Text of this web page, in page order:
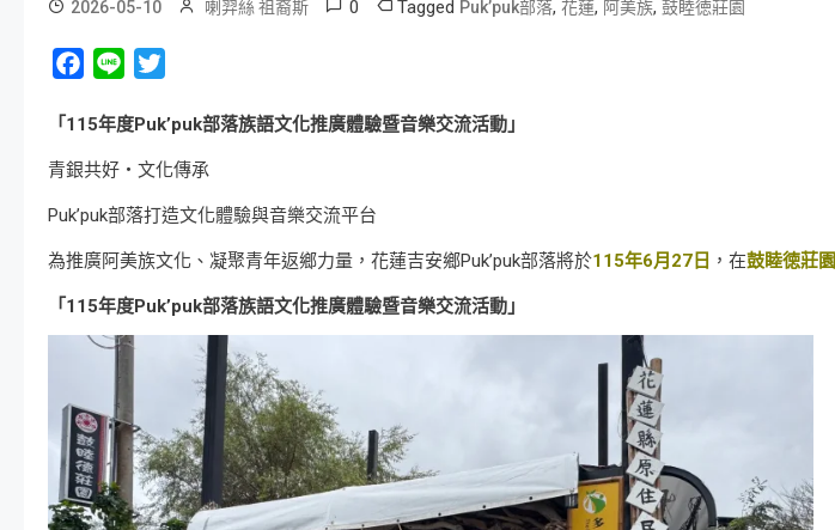
2026-05-10 喇羿絲 祖裔斯 0 Tagged Puk’puk部落, 花蓮, 阿美族, 鼓睦徳莊園
Facebook
Line
「115年度Puk’puk部落族語文化推廣體驗暨音樂交流活動」
青銀共好・文化傳承
Puk’puk部落打造文化體驗與音樂交流平台
為推廣阿美族文化、凝聚青年返鄉力量，花蓮吉安鄉Puk’puk部落將於115年6月27日 ，在鼓睦徳莊園
「115年度Puk’puk部落族語文化推廣體驗暨音樂交流活動」